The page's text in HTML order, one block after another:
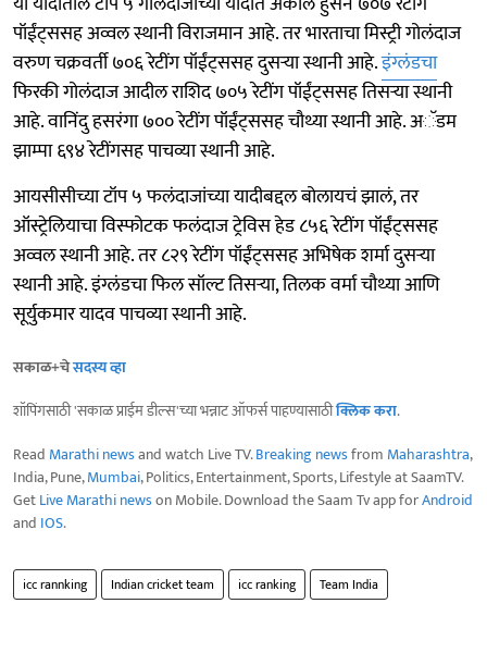
पॉईंट्ससह अव्वल स्थानी विराजमान आहे. तर भारताचा मिस्ट्री गोलंदाज
वरुण चक्रवर्ती ७०६ रेटींग पॉईंट्ससह दुसऱ्या स्थानी आहे.इंग्लंडचा
फिरकी गोलंदाज आदील राशिद ७०५ रेटींग पॉईंट्ससह तिसऱ्या स्थानी
आहे. वानिंदु हसरंगा ७०० रेटींग पॉईंट्ससह चौथ्या स्थानी आहे. अॅडम
झाम्पा ६९४ रेटींगसह पाचव्या स्थानी आहे.
आयसीसीच्या टॉप ५ फलंदाजांच्या यादीबद्दल बोलायचं झालं, तर
ऑस्ट्रेलियाचा विस्फोटक फलंदाज ट्रेविस हेड ८५६ रेटींग पॉईंट्ससह
अव्वल स्थानी आहे. तर ८२९ रेटींग पॉईंट्ससह अभिषेक शर्मा दुसऱ्या
स्थानी आहे. इंग्लंडचा फिल सॉल्ट तिसऱ्या, तिलक वर्मा चौथ्या आणि
सूर्युकमार यादव पाचव्या स्थानी आहे.
सकाळ+चेसदस्य व्हा
शॉपिंगसाठी 'सकाळ प्राईम डील्स'च्या भन्नाट ऑफर्स पाहण्यासाठीक्लिक करा.
Read Marathi newsand watch Live TV.Breaking newsfrom Maharashtra,
India, Pune,Mumbai, Politics, Entertainment, Sports, Lifestyle at SaamTV.
GetLive Marathi newson Mobile. Download the Saam Tv app forAndroid
and IOS.
icc rannking Indian cricket team icc ranking Team India